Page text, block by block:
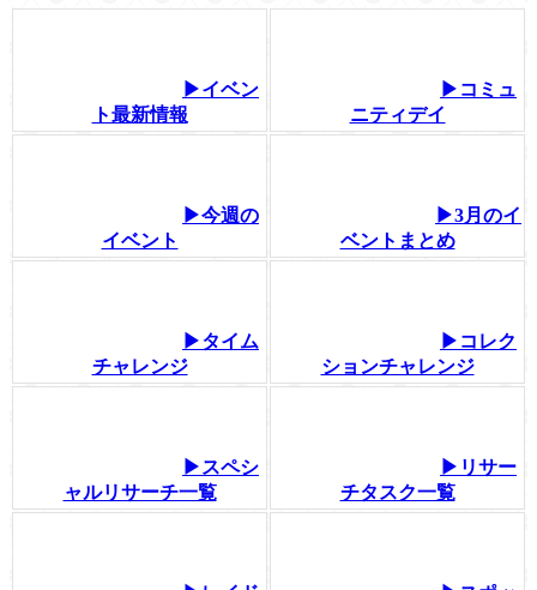
▶イベン
ト最新情報
▶コミュ
ニティデイ
▶今週の
イベント
▶3月のイ
ベントまとめ
▶タイム
チャレンジ
▶コレク
ションチャレンジ
▶スペシ
ャルリサーチ一覧
▶リサー
チタスク一覧